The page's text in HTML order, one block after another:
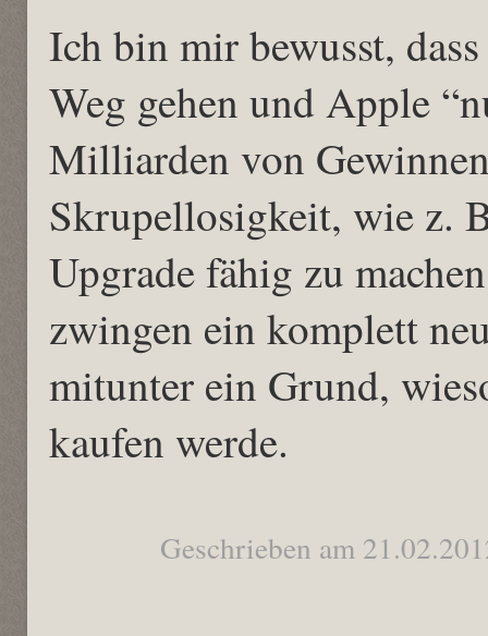
Ich bin mir bewusst,
Weg gehen und Apple
Milliarden von
Skrupellosigkeit, wie z.
Upgrade fähig zu
zwingen ein komplett
mitunter ein Grund,
kaufen werde.
Geschrieben am